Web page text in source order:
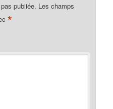
publiée. Les champs
*